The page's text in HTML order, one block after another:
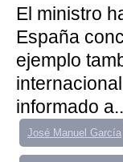
El ministro
España
ejemplo
informado a..
José Manuel García